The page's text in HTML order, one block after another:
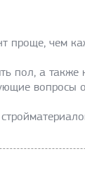
проще, чем
пол, а также
вопросы